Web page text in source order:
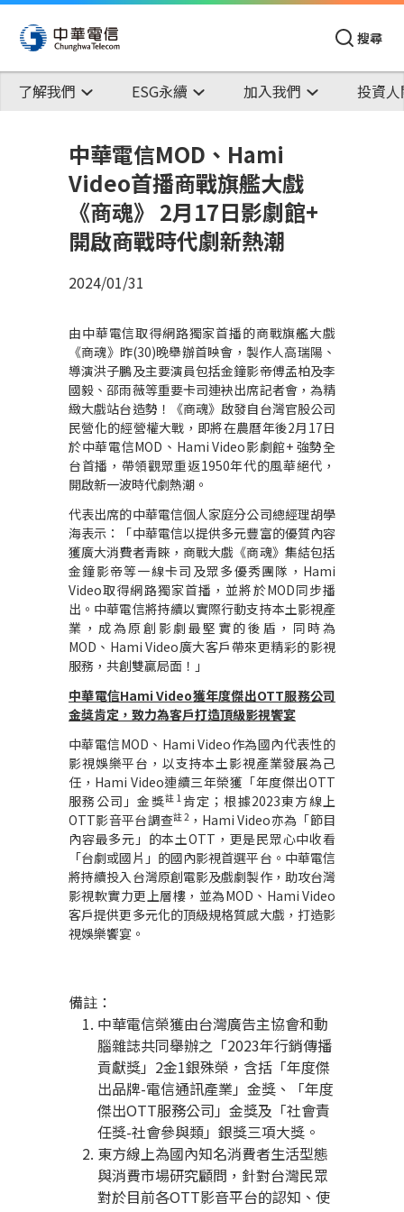
搜尋
了解我們 ESG永續 加入我們 投資
中華電信MOD、Hami
Video首播商戰旗艦大戲
《商魂》 2月17日影劇館+
開啟商戰時代劇新熱潮
2024/01/31
由中華電信取得網路獨家首播的商戰旗艦大戲
《商魂》昨(30)晚舉辦首映會 ，製作人高瑞陽、
導演洪子鵬及主要演員包括金鐘影帝傅孟柏及李
國毅、邵雨薇等重要卡司連袂出席記者會，為精
緻大戲站台造勢！《商魂》啟發自台灣官股公司
民營化的經營權大戰，即將在農曆年後2月 17日
於中華電信MOD 、 Hami Video影劇館+ 強勢全
台首播，帶領觀眾重返1950年代的風華絕代，
開啟新一波時代劇熱潮。
代表出席的中華電信個人家庭分公司總經理胡學
海表示：「中華電信以提供多元豐富的優質內容
獲廣大消費者青睞，商戰大戲《商魂》集結包括
金鐘影帝等一線卡司及眾多優秀團隊， Hami
Video取得網路獨家首播，並將於MOD同步播
出。中華電信將持續以實際行動支持本土影視產
業，成為原創影劇最堅實的後盾，同時為
MOD 、 Hami Video廣大客戶帶來更精彩的影視
服務，共創雙贏局面！ 」
中華電信Hami Video獲年度傑出OTT服務公司
金獎肯定，致力為客戶打造頂級影視饗宴
中華電信MOD 、 Hami Video作為國內代表性的
影視娛樂平台，以支持本土影視產業發展為己
任， Hami Video連續三年榮獲「年度傑出OTT
服務公司」金獎註 1 肯定；根據2023東方線上
OTT影音平台調查註2， Hami Video亦為「節目
內容最多元」的本土OTT ，更是民眾心中收看
「台劇或國片」的國內影視首選平台。 中華電信
將持續投入台灣原創電影及戲劇製作，助攻台灣
影視軟實力更上層樓，並為MOD 、 Hami Video
客戶提供更多元化的頂級規格質感大戲，打造影
視娛樂饗宴。
備註：
中華電信榮獲由台灣廣告主協會和動
腦雜誌共同舉辦之「2023年行銷傳播
貢獻獎」2金1銀殊榮，含括「年度傑
出品牌-電信通訊產業」金獎、「年度
傑出OTT服務公司」金獎及「社會責
任獎-社會參與類」銀獎三項大獎。
東方線上為國內知名消費者生活型態
與消費市場研究顧問，針對台灣民眾
對於目前各OTT影音平台的認知、使